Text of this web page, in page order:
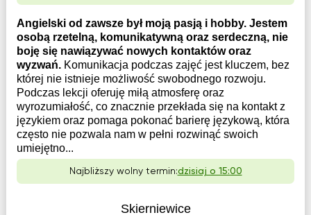
Angielski od zawsze był moją pasją i hobby. Jestem
osobą rzetelną, komunikatywną oraz serdeczną, nie
boję się nawiązywać nowych kontaktów oraz
wyzwań. Komunikacja podczas zajęć jest kluczem, bez
której nie istnieje możliwość swobodnego rozwoju.
Podczas lekcji oferuję miłą atmosferę oraz
wyrozumiałość, co znacznie przekłada się na kontakt z
językiem oraz pomaga pokonać barierę językową, która
często nie pozwala nam w pełni rozwinąć swoich
umiejętno...
Najbliższy wolny termin:dzisiaj o 15:00
Skierniewice